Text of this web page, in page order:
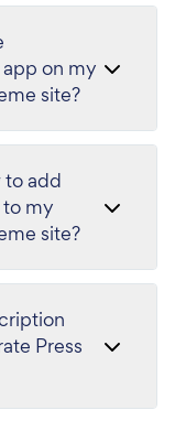
on my
site?
to add
my
site?
Press